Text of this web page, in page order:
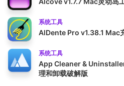
系统工具
AlDente Pro v1.38.1 Mac
系统工具
App Cleaner &
理和卸载破解版